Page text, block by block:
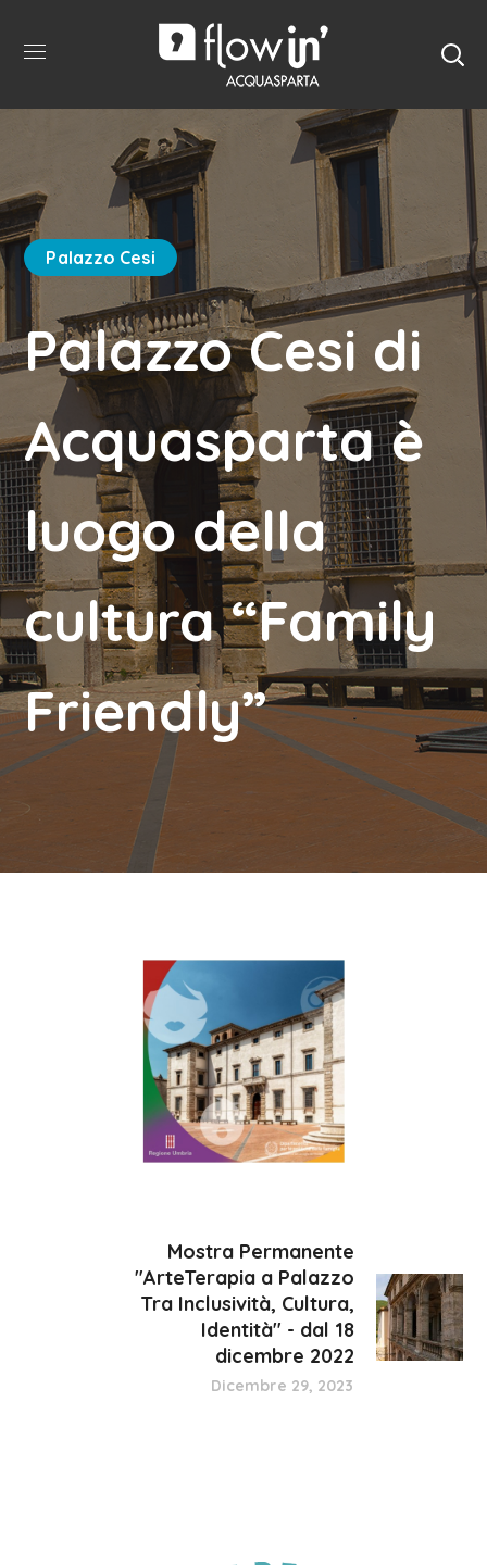
Palazzo Cesi
Palazzo Cesi di
Acquasparta è
luogo della
cultura “Family
Friendly”
Mostra Permanente
"ArteTerapia a Palazzo
Tra Inclusività, Cultura,
Identità" - dal 18
dicembre 2022
Dicembre 29, 2023